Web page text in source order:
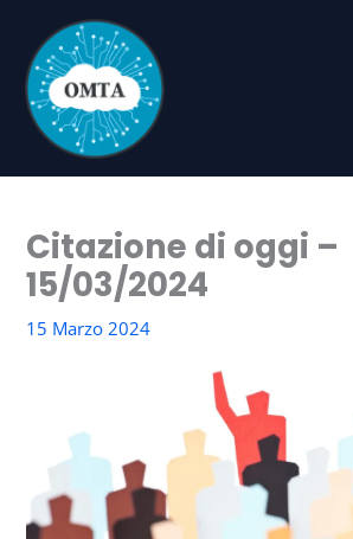
contenuto
Citazione di oggi –
15/03/2024
15 Marzo 2024